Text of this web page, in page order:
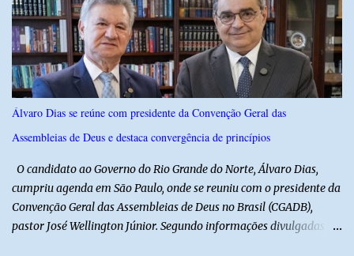
A primeira noite foi marcada por apresentações que
emocionaram o público, contando com as quadrilhas das escolas
municipais Félix Antônio e Walfredo Gurgel, o ritmo contagiante
dos Cangaceiros do Nordeste, a alegria do grupo da Melhor Idade
e o belíssimo espetáculo "Mulheres do Cangaço: o Fiar da
Resistência", do Alto em Cena. Para fechar a noite com muitas
gargalhadas e descontração, o humorista Titela do Ceará garantiu
a alegria de todos. E o melhor de tudo é que a festa continua com
mais dois dias de muita animação, reafirmando o sucesso ...
Álvaro Dias se reúne com presidente da Convenção Geral das
Assembleias de Deus e destaca convergência de princípios
O candidato ao Governo do Rio Grande do Norte, Álvaro Dias,
cumpriu agenda em São Paulo, onde se reuniu com o presidente da
Convenção Geral das Assembleias de Deus no Brasil (CGADB),
pastor José Wellington Júnior. Segundo informações divulgadas